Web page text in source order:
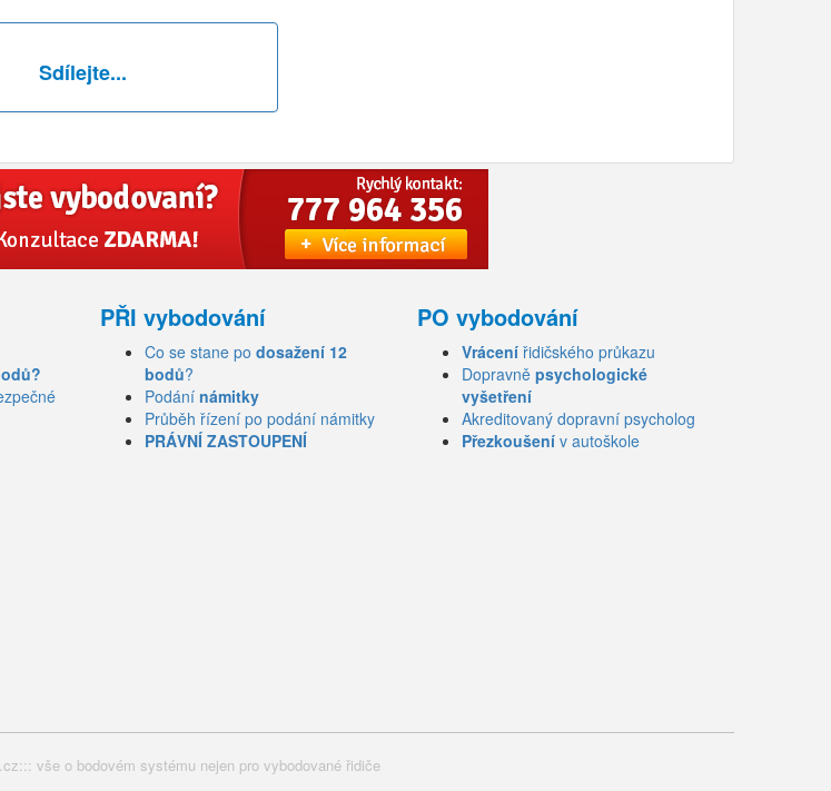
Sdílejte...
PŘI vybodování
Co se stane po dosažení 12
bodů?
Podání námitky
Průběh řízení po podání námitky
PRÁVNÍ ZASTOUPENÍ
PO vybodování
Vrácení řidičského průkazu
Dopravně psychologické
vyšetření
Akreditovaný dopravní psycholog
Přezkoušení v autoškole
vše o bodovém systému nejen pro vybodované řidiče